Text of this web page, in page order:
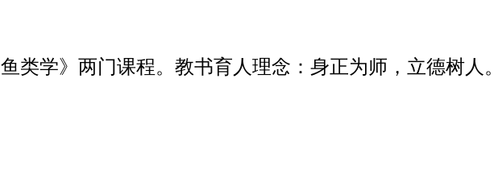
类学》两门课程。教书育人理念：身正为师，立德树人。